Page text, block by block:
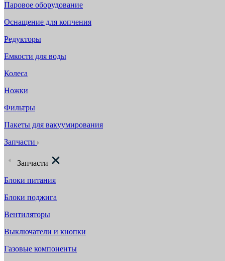
Паровое оборудование
Оснащение для копчения
Редукторы
Емкости для воды
Колеса
Ножки
Фильтры
Пакеты для вакуумирования
Запчасти
Запчасти
Блоки питания
Блоки поджига
Вентиляторы
Выключатели и кнопки
Газовые компоненты